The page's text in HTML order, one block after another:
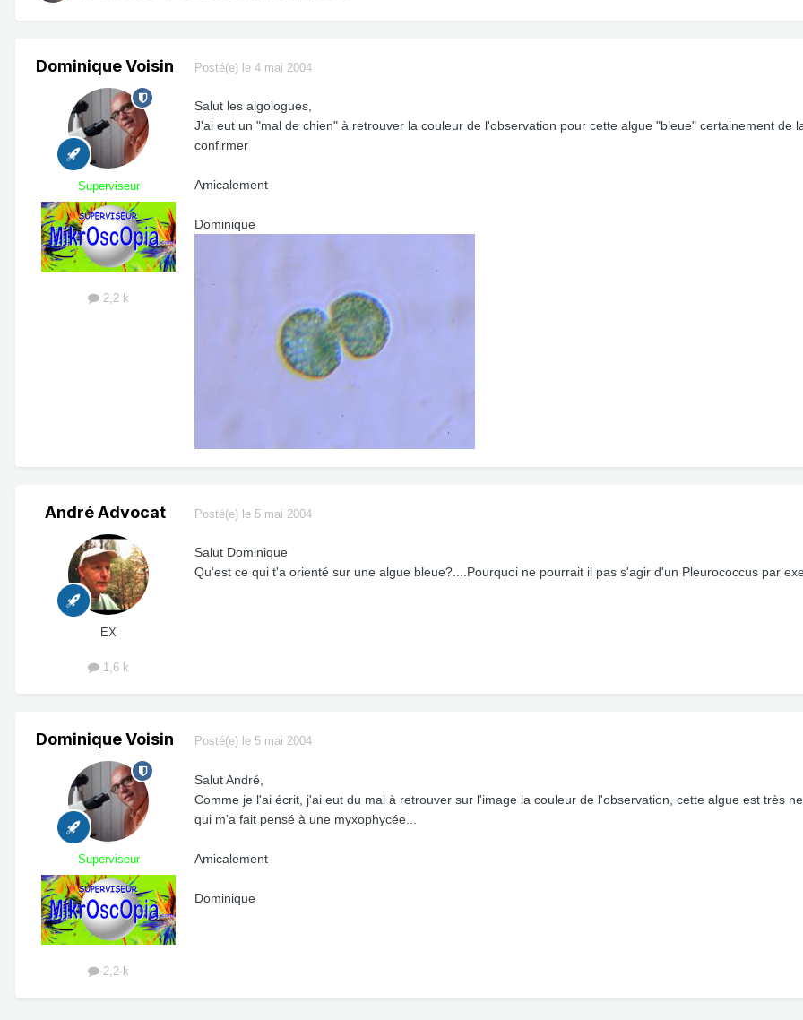
Dominique Voisin
Superviseur
2,2 k
Posté(e) le 4 mai 2004
Salut les algologues,
J'ai eut un "mal de chien" à retrouver la couleur de l'observation pour cette algue "bleue" certainement de
confirmer
Amicalement
Dominique
André Advocat
EX
1,6 k
Posté(e) le 5 mai 2004
Salut Dominique
Qu'est ce qui t'a orienté sur une algue bleue?....Pourquoi ne pourrait il pas s'agir d'un Pleurococcus par
Dominique Voisin
Superviseur
2,2 k
Posté(e) le 5 mai 2004
Salut André,
Comme je l'ai écrit, j'ai eut du mal à retrouver sur l'image la couleur de l'observation, cette algue est très
qui m'a fait pensé à une myxophycée...
Amicalement
Dominique